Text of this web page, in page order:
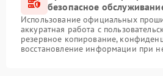
безопасное
Использование официальных
аккуратная работа с
резервное копирование,
восстановление информации при